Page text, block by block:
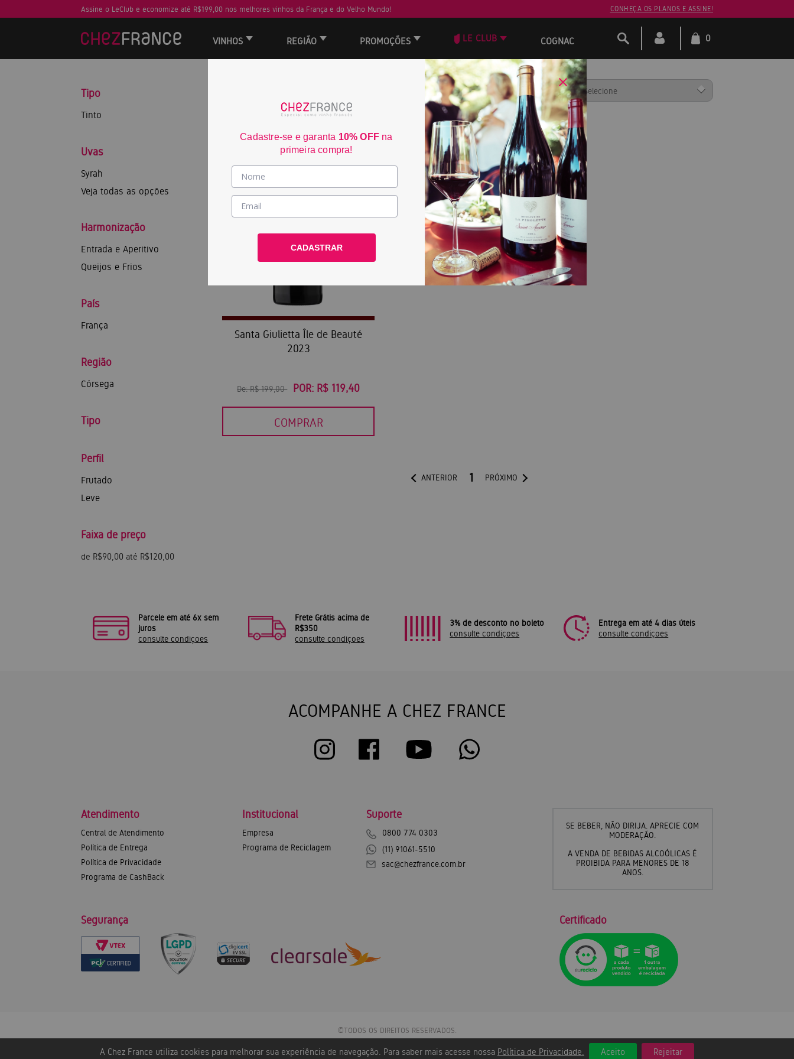
A Chez France utiliza cookies para melhorar sua experiência de navegação. Para saber mais acesse nossa Política de Privacidade. Aceito Rejeitar
Assine o LeClub e economize até R$199,00 nos melhores vinhos da França e do Velho Mundo! CONHEÇA OS PLANOS E ASSINE!
VINHOS REGIÃO PROMOÇÕES LE CLUB COGNAC 0
Tipo
Tinto
Uvas
Syrah
Veja todas as opções
Harmonização
Entrada e Aperitivo
Queijos e Frios
País
França
Região
Córsega
Tipo
Perfil
Frutado
Leve
Faixa de preço
de R$90,00 até R$120,00
ORDENAR POR:
40
Santa Giulietta Île de Beauté
2023
De:R$ 199,00 POR: R$ 119,40
COMPRAR
Casa Nova Isula d’Amore 2023
PRODUTO ESGOTADO
ANTERIOR 1 PRÓXIMO
Parcele em até 6x sem
juros
consulte condiçoes
Frete Grátis acima de
R$350
consulte condiçoes
3% de desconto no boleto
consulte condiçoes
Entrega em até 4 dias úteis
consulte condiçoes
ACOMPANHE A CHEZ FRANCE
Atendimento
Central de Atendimento
Política de Entrega
Política de Privacidade
Programa de CashBack
Institucional
Empresa
Programa de Reciclagem
Suporte
0800 774 0303
(11) 91061-5510
sac@chezfrance.com.br
SE BEBER, NÃO DIRIJA. APRECIE COM
MODERAÇÃO.
A VENDA DE BEBIDAS ALCOÓLICAS É
PROIBIDA PARA MENORES DE 18
ANOS.
Segurança Certificado
©TODOS OS DIREITOS RESERVADOS.
Cadastre-se e garanta 10% OFF na
primeira compra!
CADASTRAR